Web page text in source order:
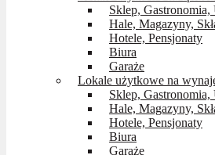
Sklep, Gastronomia,
Hale, Magazyny,
Hotele, Pensjonaty
Biura
Garaże
Lokale użytkowe na
Sklep, Gastronomia,
Hale, Magazyny,
Hotele, Pensjonaty
Biura
Garaże